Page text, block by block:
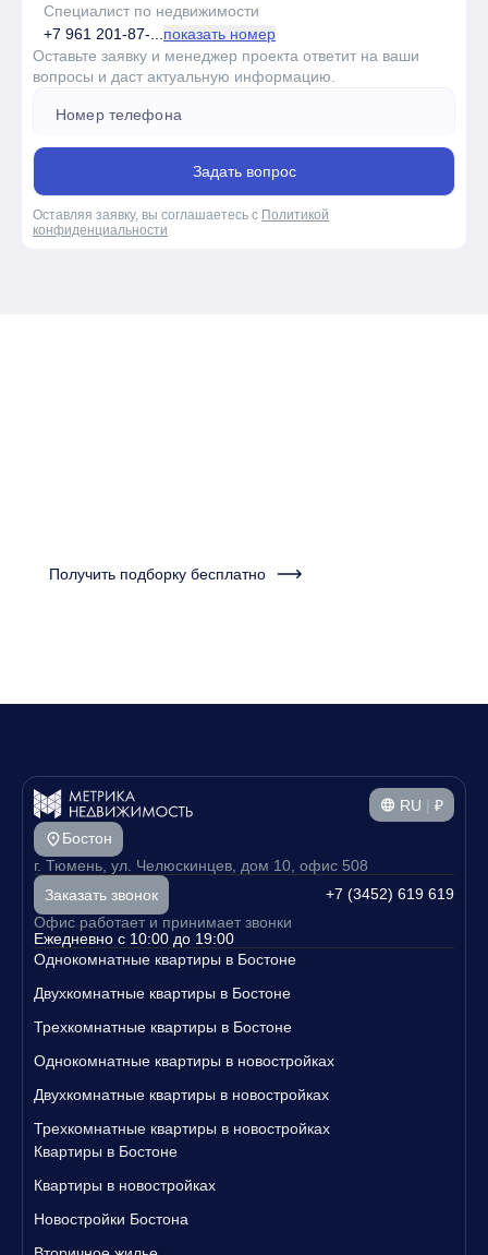
Специалист по недвижимости
+7 961 201-87-... показать номер
Оставьте заявку и менеджер проекта ответит на ваши
вопросы и даст актуальную информацию.
Задать вопрос
Оставляя заявку, вы соглашаетесь с Политикой
конфиденциальности
Получить подборку бесплатно
RU | ₽
Бостон
г. Тюмень, ул. Челюскинцев, дом 10, офис 508
Заказать звонок
+7 (3452) 619 619
Офис работает и принимает звонки
Ежедневно с 10:00 до 19:00
Однокомнатные квартиры в Бостоне
Двухкомнатные квартиры в Бостоне
Трехкомнатные квартиры в Бостоне
Однокомнатные квартиры в новостройках
Двухкомнатные квартиры в новостройках
Трехкомнатные квартиры в новостройках
Квартиры в Бостоне
Квартиры в новостройках
Новостройки Бостона